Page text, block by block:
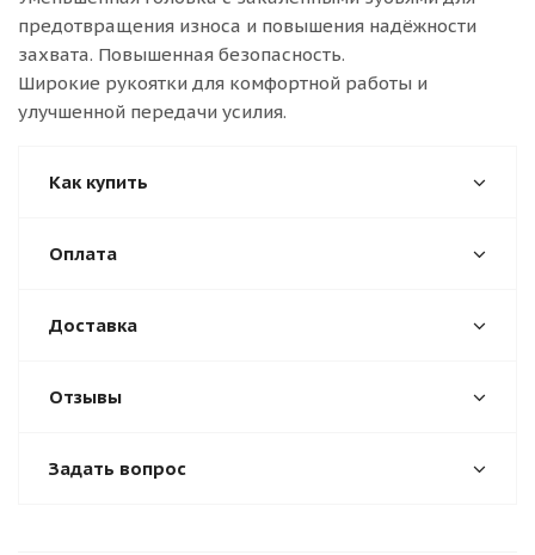
предотвращения износа и повышения надёжности
захвата. Повышенная безопасность.
Широкие рукоятки для комфортной работы и
улучшенной передачи усилия.
Как купить
Оплата
Доставка
Отзывы
Задать вопрос